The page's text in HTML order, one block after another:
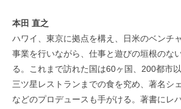
本田 直之
ハワイ、東京に拠点を構え、日米のベンチ
事業を行いながら、仕事と遊びの垣根のな
る。これまで訪れた国は60ヶ国、200都市
三ツ星レストランまでの食を究め、著名シ
などのプロデュースも手がける。著書にレ